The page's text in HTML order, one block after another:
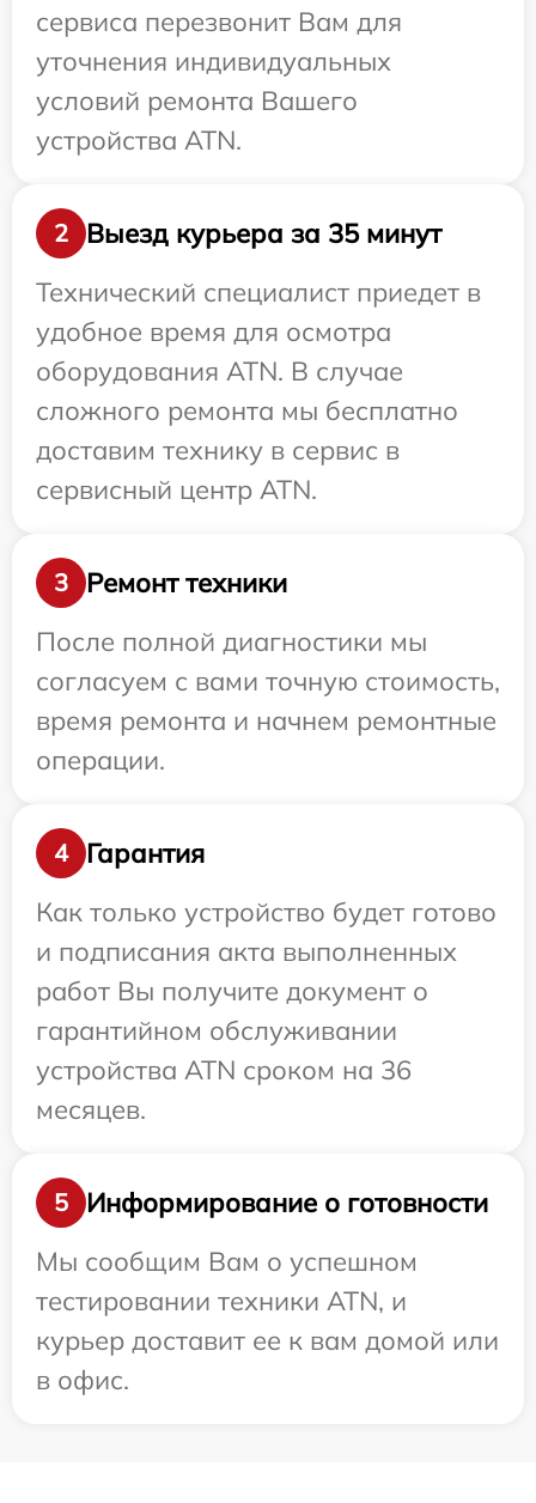
сервиса перезвонит Вам для
уточнения индивидуальных
условий ремонта Вашего
устройства ATN.
2
Выезд курьера за 35 минут
Технический специалист приедет в
удобное время для осмотра
оборудования ATN. В случае
сложного ремонта мы бесплатно
доставим технику в сервис в
сервисный центр ATN.
3
Ремонт техники
После полной диагностики мы
согласуем с вами точную стоимость,
время ремонта и начнем ремонтные
операции.
4
Гарантия
Как только устройство будет готово
и подписания акта выполненных
работ Вы получите документ о
гарантийном обслуживании
устройства ATN сроком на 36
месяцев.
5
Информирование о готовности
Мы сообщим Вам о успешном
тестировании техники ATN, и
курьер доставит ее к вам домой или
в офис.